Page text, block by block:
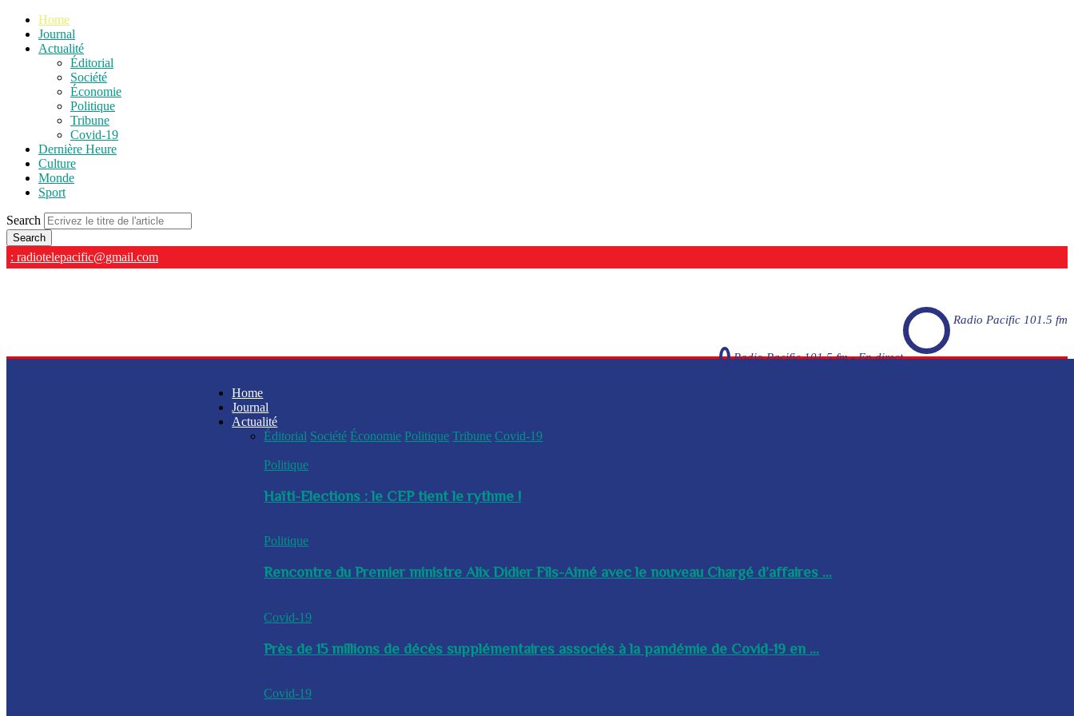
Home
Journal
Actualité
Éditorial
Société
Économie
Politique
Tribune
Covid-19
Dernière Heure
Culture
Monde
Sport
Search
: radiotelepacific@gmail.com
Radio Pacific 101.5 fm
Radio Pacific 101.5 fm - En direct
Home
Journal
Actualité
Éditorial Société Économie Politique Tribune Covid-19
Politique
Haïti-Elections : le CEP tient le rythme !
Politique
Rencontre du Premier ministre Alix Didier Fils-Aimé avec le nouveau Chargé d’affaires ...
Covid-19
Près de 15 millions de décès supplémentaires associés à la pandémie de Covid-19 en ...
Covid-19